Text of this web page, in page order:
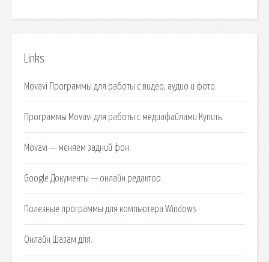
Links
Movavi Программы для работы с видео, аудио и фото.
Программы Movavi для работы с медиафайлами Купить.
Movavi — меняем задний фон.
Google Документы — онлайн редактор.
Полезные программы для компьютера Windows
Онлайн Шазам для.